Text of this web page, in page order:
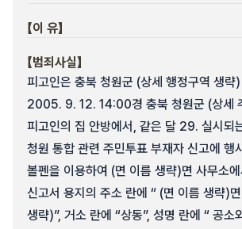
【이 유】
【범죄사실】
피고인은 충북 청원군 (상세 행정구역 생략
2005. 9. 12. 14:00경 충북 청원군 (상세
피고인의 집 안방에서, 같은 달 29. 실시되
청원 통합 관련 주민투표 부재자 신고에 행
볼펜을 이용하여 (면 이름 생략)면 사무소
신고서 용지의 주소 란에 “ (면 이름 생략)
생략)”, 거소 란에 “상동”, 성명 란에 “ 공소